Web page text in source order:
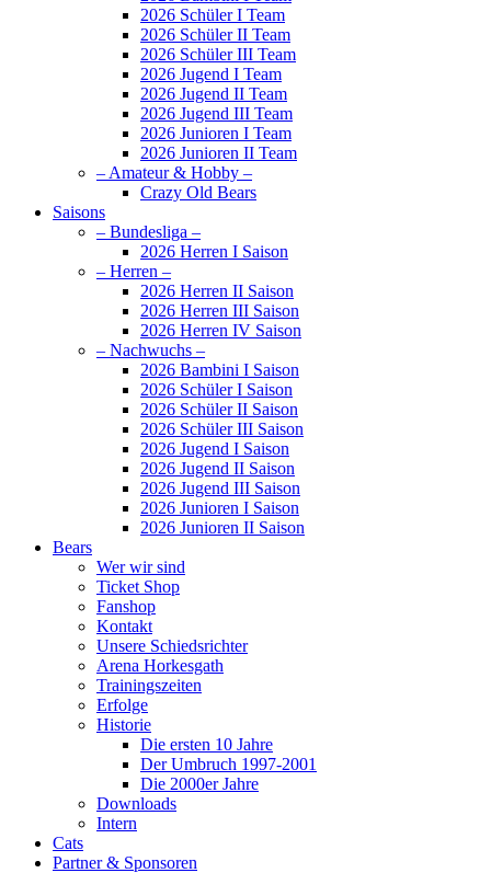
2026 Schüler I Team
2026 Schüler II Team
2026 Schüler III Team
2026 Jugend I Team
2026 Jugend II Team
2026 Jugend III Team
2026 Junioren I Team
2026 Junioren II Team
– Amateur & Hobby –
Crazy Old Bears
Saisons
– Bundesliga –
2026 Herren I Saison
– Herren –
2026 Herren II Saison
2026 Herren III Saison
2026 Herren IV Saison
– Nachwuchs –
2026 Bambini I Saison
2026 Schüler I Saison
2026 Schüler II Saison
2026 Schüler III Saison
2026 Jugend I Saison
2026 Jugend II Saison
2026 Jugend III Saison
2026 Junioren I Saison
2026 Junioren II Saison
Bears
Wer wir sind
Ticket Shop
Fanshop
Kontakt
Unsere Schiedsrichter
Arena Horkesgath
Trainingszeiten
Erfolge
Historie
Die ersten 10 Jahre
Der Umbruch 1997-2001
Die 2000er Jahre
Downloads
Intern
Cats
Partner & Sponsoren